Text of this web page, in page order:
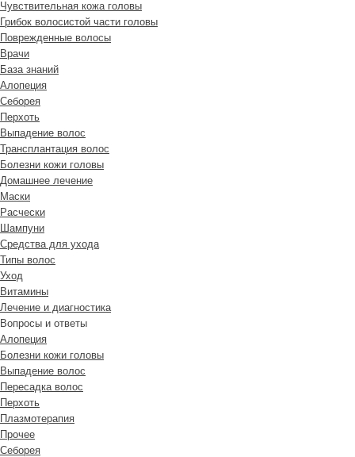
Чувствительная кожа головы
Грибок волосистой части головы
Поврежденные волосы
Врачи
База знаний
Алопеция
Себорея
Перхоть
Выпадение волос
Трансплантация волос
Болезни кожи головы
Домашнее лечение
Маски
Расчески
Шампуни
Средства для ухода
Типы волос
Уход
Витамины
Лечение и диагностика
Вопросы и ответы
Алопеция
Болезни кожи головы
Выпадение волос
Пересадка волос
Перхоть
Плазмотерапия
Прочее
Себорея